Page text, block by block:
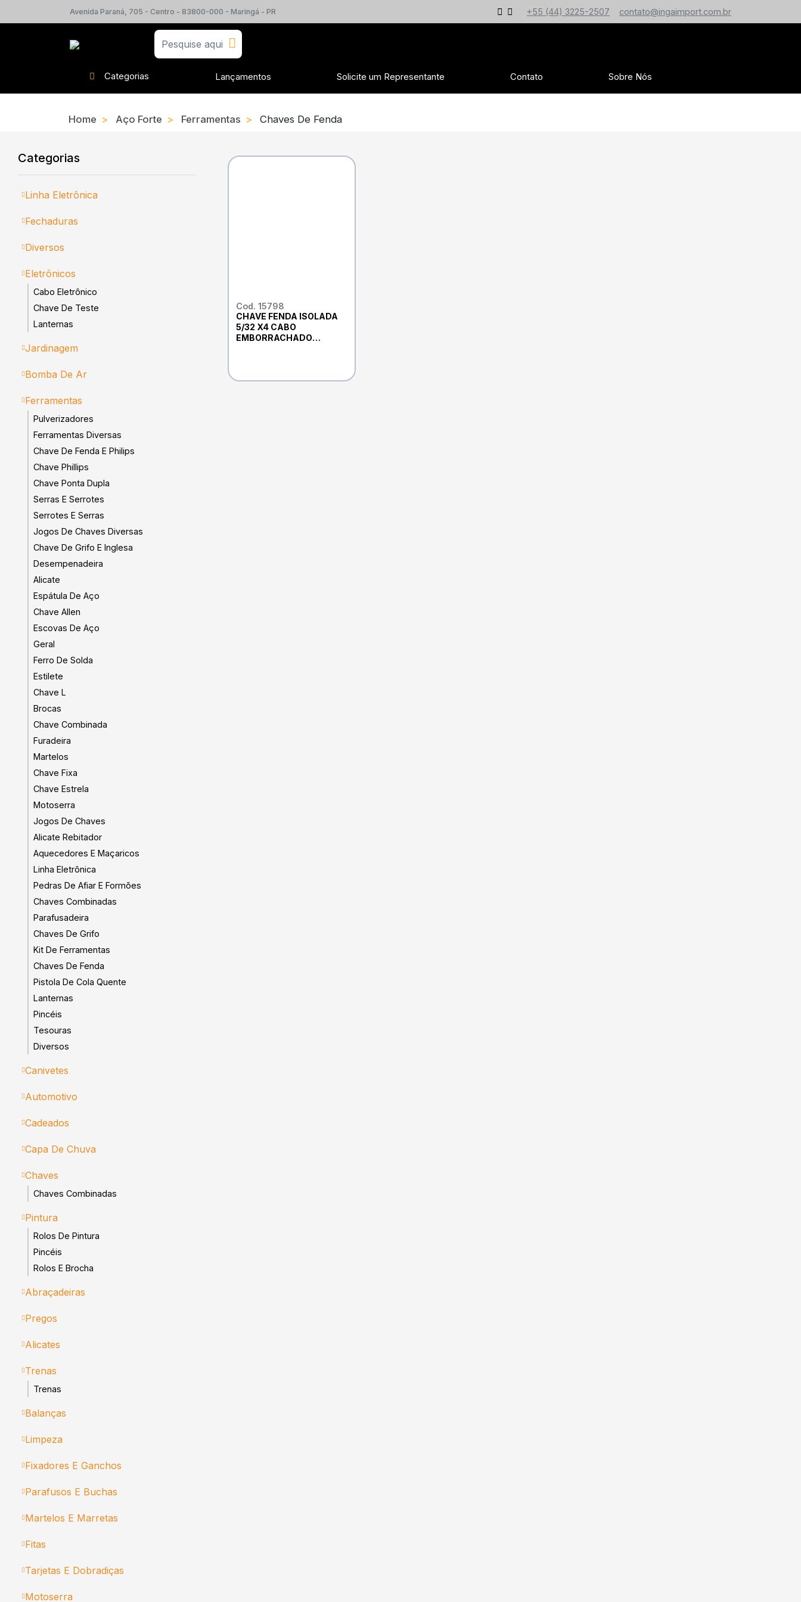
Avenida Paraná, 705 - Centro - 83800-000 - Maringá - PR +55 (44) 3225-2507 contato@ingaimport.com.br
Categorias Lançamentos Solicite um Representante Contato Sobre Nós
Home Aço Forte Ferramentas Chaves De Fenda
Categorias
Linha Eletrônica
Fechaduras
Diversos
Eletrônicos
Cabo Eletrônico
Chave De Teste
Lanternas
Jardinagem
Bomba De Ar
Ferramentas
Pulverizadores
Ferramentas Diversas
Chave De Fenda E Philips
Chave Phillips
Chave Ponta Dupla
Serras E Serrotes
Serrotes E Serras
Jogos De Chaves Diversas
Chave De Grifo E Inglesa
Desempenadeira
Alicate
Espátula De Aço
Chave Allen
Escovas De Aço
Geral
Ferro De Solda
Estilete
Chave L
Brocas
Chave Combinada
Furadeira
Martelos
Chave Fixa
Chave Estrela
Motoserra
Jogos De Chaves
Alicate Rebitador
Aquecedores E Maçaricos
Linha Eletrônica
Pedras De Afiar E Formões
Chaves Combinadas
Parafusadeira
Chaves De Grifo
Kit De Ferramentas
Chaves De Fenda
Pistola De Cola Quente
Lanternas
Pincéis
Tesouras
Diversos
Canivetes
Automotivo
Cadeados
Capa De Chuva
Chaves
Chaves Combinadas
Pintura
Rolos De Pintura
Pincéis
Rolos E Brocha
Abraçadeiras
Pregos
Alicates
Trenas
Trenas
Balanças
Limpeza
Fixadores E Ganchos
Parafusos E Buchas
Martelos E Marretas
Fitas
Tarjetas E Dobradiças
Motoserra
Cod. 15798
CHAVE FENDA ISOLADA
5/32 X4 CABO
EMBORRACHADO